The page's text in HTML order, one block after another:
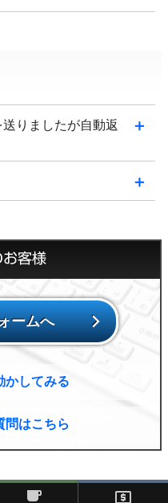
りましたが自動返
お客様
ームへ
かしてみる
問はこちら